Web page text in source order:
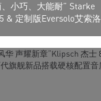
小巧、大能耐” Starke
& 定制版Eversolo艾索洛